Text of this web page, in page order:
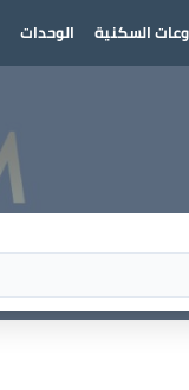
السكنية الوحدات